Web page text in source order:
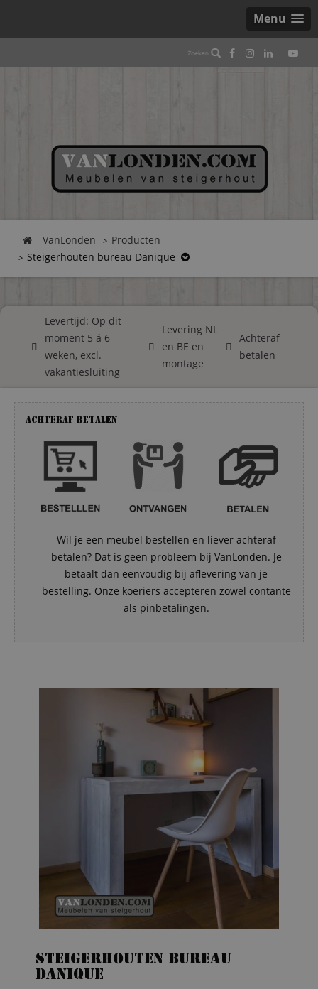
Menu
VanLonden
Producten
Steigerhouten bureau Danique
Levertijd: Op dit
moment 5 á 6
weken, excl.
vakantiesluiting
Levering NL
en BE en
montage
Achteraf
betalen
Achteraf betalen
Wil je een meubel bestellen en liever achteraf
betalen? Dat is geen probleem bij VanLonden. Je
betaalt dan eenvoudig bij aflevering van je
bestelling. Onze koeriers accepteren zowel contante
als pinbetalingen.
Steigerhouten bureau
Danique